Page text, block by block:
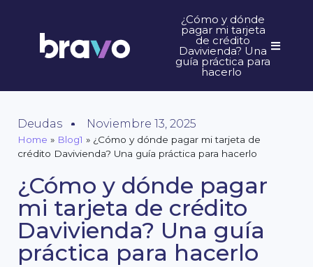
¿Cómo y dónde
pagar mi tarjeta
de crédito
Davivienda? Una
guía práctica para
hacerlo
Deudas Noviembre 13, 2025
Home » Blog1 » ¿Cómo y dónde pagar mi tarjeta de
crédito Davivienda? Una guía práctica para hacerlo
¿Cómo y dónde pagar
mi tarjeta de crédito
Davivienda? Una guía
práctica para hacerlo